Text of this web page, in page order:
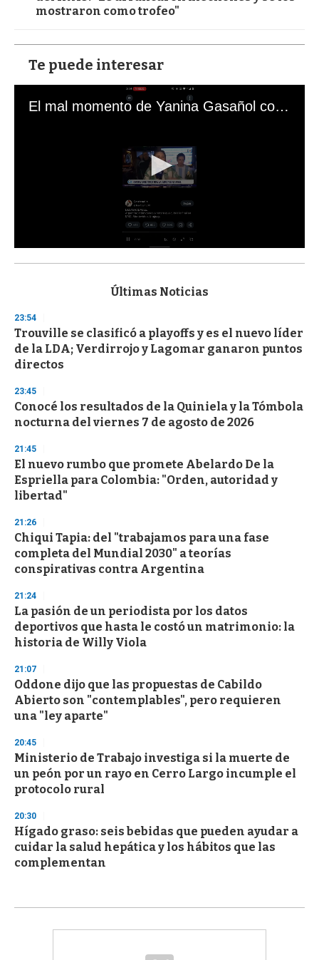
mostraron como trofeo"
Te puede interesar
El mal momento de Yanina Gasañol con un hincha argentino en "Subrayado"
s
d
s
o
f
3
s
e
c
o
d
s
Últimas Noticias
23:54
Trouville se clasificó a playoffs y es el nuevo líder
de la LDA; Verdirrojo y Lagomar ganaron puntos
directos
23:45
Conocé los resultados de la Quiniela y la Tómbola
nocturna del viernes 7 de agosto de 2026
21:45
El nuevo rumbo que promete Abelardo De la
Espriella para Colombia: "Orden, autoridad y
libertad"
21:26
Chiqui Tapia: del "trabajamos para una fase
completa del Mundial 2030" a teorías
conspirativas contra Argentina
21:24
La pasión de un periodista por los datos
deportivos que hasta le costó un matrimonio: la
historia de Willy Viola
21:07
Oddone dijo que las propuestas de Cabildo
Abierto son "contemplables", pero requieren
una "ley aparte"
20:45
Ministerio de Trabajo investiga si la muerte de
un peón por un rayo en Cerro Largo incumple el
protocolo rural
20:30
Hígado graso: seis bebidas que pueden ayudar a
cuidar la salud hepática y los hábitos que las
complementan